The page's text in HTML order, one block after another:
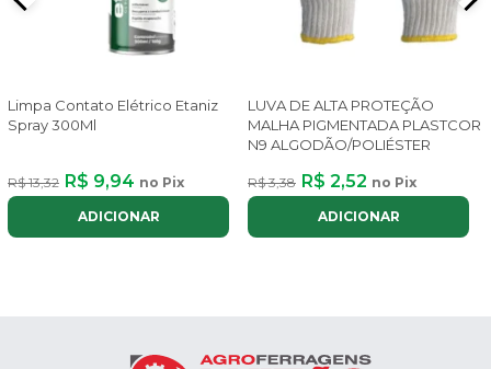
Limpa Contato Elétrico Etaniz
Spray 300Ml
R$ 13,32 R$ 9,94 no Pix
ADICIONAR
LUVA DE ALTA PROTEÇÃO
MALHA PIGMENTADA PLASTCOR
N9 ALGODÃO/POLIÉSTER
R$ 3,38 R$ 2,52 no Pix
ADICIONAR